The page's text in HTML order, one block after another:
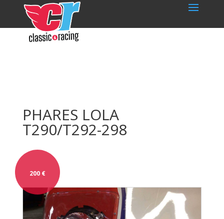
PHARES LOLA
T290/T292-298
200€